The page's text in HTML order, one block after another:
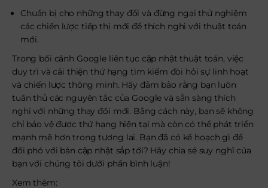
Chuẩn bị cho những thay đổi và đừng ngại thử nghiệm
các chiến lược tiếp thị mới để thích nghi với thuật toán
mới.
Trong bối cảnh Google liên tục cập nhật thuật toán, việc
duy trì và cải thiện thứ hạng tìm kiếm đòi hỏi sự linh hoạt
và chiến lược thông minh. Hãy đảm bảo rằng bạn luôn
tuân thủ các nguyên tắc của Google và sẵn sàng thích
nghi với những thay đổi mới. Bằng cách này, bạn sẽ không
chỉ bảo vệ được thứ hạng hiện tại mà còn có thể phát triển
mạnh mẽ hơn trong tương lai. Bạn đã có kế hoạch gì để
đối phó với bản cập nhật sắp tới? Hãy chia sẻ suy nghĩ của
bạn với chúng tôi dưới phần bình luận!
Xem thêm: